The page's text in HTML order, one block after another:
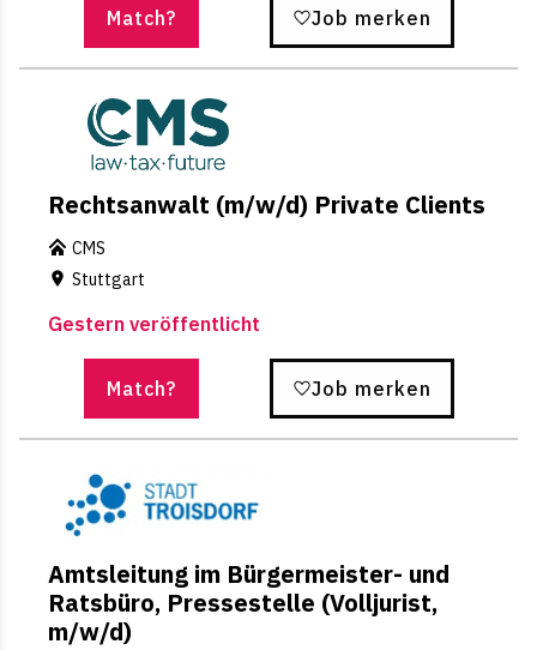
Match? Job merken
Rechtsanwalt (m/w/d) Private Clients
CMS
Stuttgart
Gestern veröffentlicht
Match? Job merken
Amtsleitung im Bürgermeister- und
Ratsbüro, Pressestelle (Volljurist,
m/w/d)